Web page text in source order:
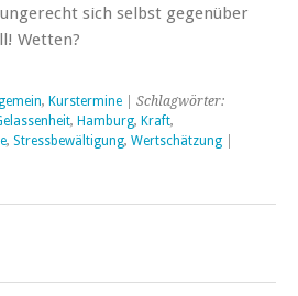
sich selbst gegenüber
Wetten?
, Kurstermine | Schlagwörter:
, Hamburg, Kraft,
, Stressbewältigung, Wertschätzung